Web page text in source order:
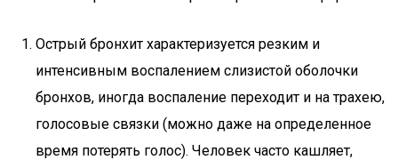
Острый бронхит характеризуется резким и
интенсивным воспалением слизистой оболочки
бронхов, иногда воспаление переходит и на трахею,
голосовые связки (можно даже на определенное
время потерять голос). Человек часто кашляет,